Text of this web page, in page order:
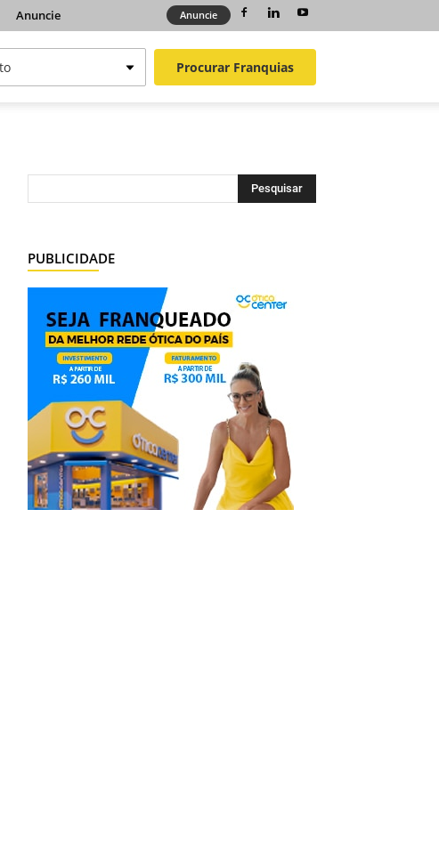
Anuncie Anuncie
Procurar Franquias
PUBLICIDADE